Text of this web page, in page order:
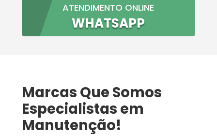
ATENDIMENTO ONLINE
WHATSAPP
Marcas Que Somos
Especialistas em
Manutenção!